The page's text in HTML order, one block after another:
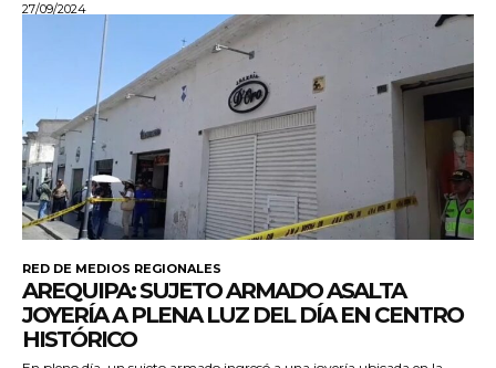
27/09/2024
RED DE MEDIOS REGIONALES
AREQUIPA: SUJETO ARMADO ASALTA
JOYERÍA A PLENA LUZ DEL DÍA EN CENTRO
HISTÓRICO